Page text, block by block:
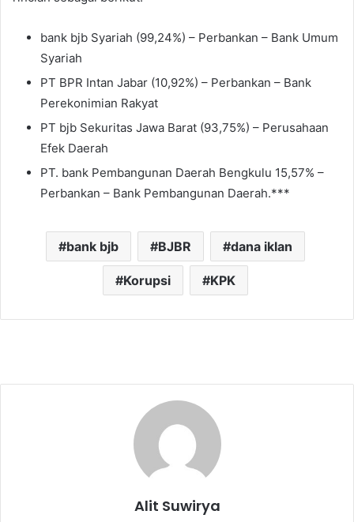
bank bjb Syariah (99,24%) – Perbankan – Bank Umum
Syariah
PT BPR Intan Jabar (10,92%) – Perbankan – Bank
Perekonimian Rakyat
PT bjb Sekuritas Jawa Barat (93,75%) – Perusahaan
Efek Daerah
PT. bank Pembangunan Daerah Bengkulu 15,57% –
Perbankan – Bank Pembangunan Daerah.***
bank bjb BJBR dana iklan
Korupsi KPK
Alit Suwirya